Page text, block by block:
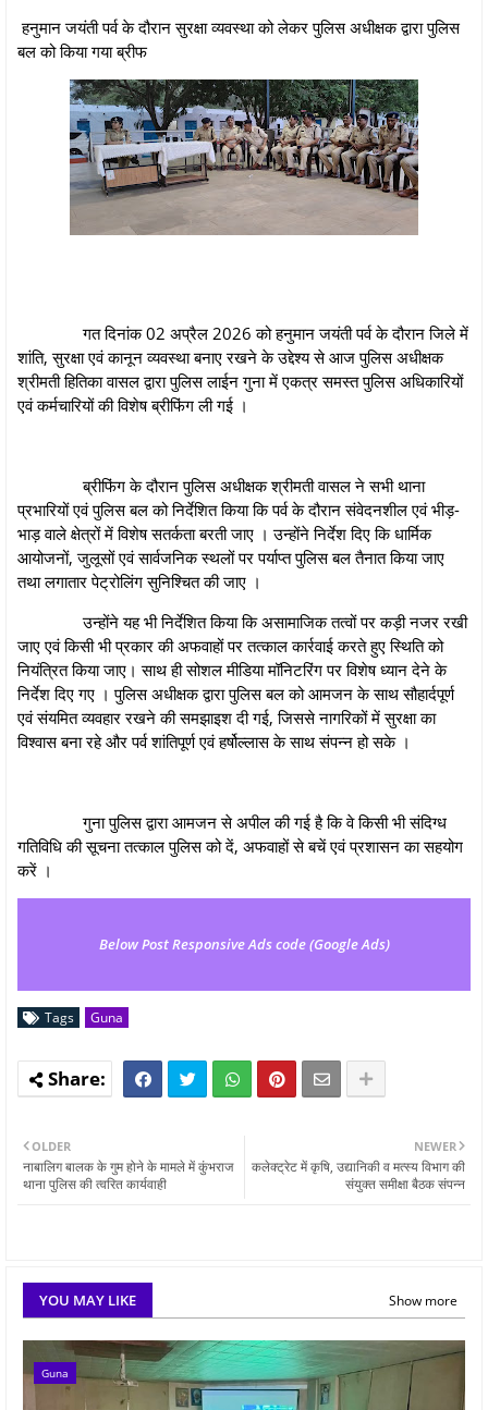
हनुमान जयंती पर्व के दौरान सुरक्षा व्यवस्था को लेकर पुलिस अधीक्षक द्वारा पुलिस
बल को किया गया ब्रीफ
गत दिनांक 02 अप्रैल 2026 को हनुमान जयंती पर्व के दौरान जिले में
शांति, सुरक्षा एवं कानून व्यवस्था बनाए रखने के उद्देश्य से आज पुलिस अधीक्षक
श्रीमती हितिका वासल द्वारा पुलिस लाईन गुना में एकत्र समस्त पुलिस अधिकारियों
एवं कर्मचारियों की विशेष ब्रीफिंग ली गई ।
ब्रीफिंग के दौरान पुलिस अधीक्षक श्रीमती वासल ने सभी थाना
प्रभारियों एवं पुलिस बल को निर्देशित किया कि पर्व के दौरान संवेदनशील एवं भीड़-
भाड़ वाले क्षेत्रों में विशेष सतर्कता बरती जाए । उन्होंने निर्देश दिए कि धार्मिक
आयोजनों, जुलूसों एवं सार्वजनिक स्थलों पर पर्याप्त पुलिस बल तैनात किया जाए
तथा लगातार पेट्रोलिंग सुनिश्चित की जाए ।
उन्होंने यह भी निर्देशित किया कि असामाजिक तत्वों पर कड़ी नजर रखी
जाए एवं किसी भी प्रकार की अफवाहों पर तत्काल कार्रवाई करते हुए स्थिति को
नियंत्रित किया जाए। साथ ही सोशल मीडिया मॉनिटरिंग पर विशेष ध्यान देने के
निर्देश दिए गए । पुलिस अधीक्षक द्वारा पुलिस बल को आमजन के साथ सौहार्दपूर्ण
एवं संयमित व्यवहार रखने की समझाइश दी गई, जिससे नागरिकों में सुरक्षा का
विश्वास बना रहे और पर्व शांतिपूर्ण एवं हर्षोल्लास के साथ संपन्न हो सके ।
गुना पुलिस द्वारा आमजन से अपील की गई है कि वे किसी भी संदिग्ध
गतिविधि की सूचना तत्काल पुलिस को दें, अफवाहों से बचें एवं प्रशासन का सहयोग
करें ।
Below Post Responsive Ads code (Google Ads)
Tags Guna
NEWER
कलेक्ट्रेट में कृषि, उद्यानिकी व मत्स्य विभाग की
संयुक्त समीक्षा बैठक संपन्न
OLDER
नाबालिग बालक के गुम होने के मामले में कुंभराज
थाना पुलिस की त्वरित कार्यवाही
YOU MAY LIKE Show more
Guna